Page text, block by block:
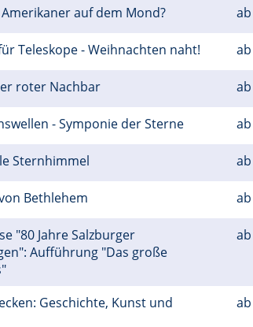
auf dem Mond? ab
Teleskope - Weihnachten naht! ab
roter Nachbar ab
- Symponie der Sterne ab
Sternhimmel ab
Bethlehem ab
"80 Jahre Salzburger
Aufführung "Das große
ab
Geschichte, Kunst und
ab